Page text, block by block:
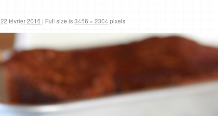
22 février 2016 | Full size is3456 × 2304pixels